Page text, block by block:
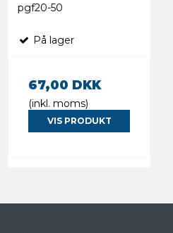
pgf20-50
På lager
67,00 DKK
(inkl. moms)
VIS PRODUKT